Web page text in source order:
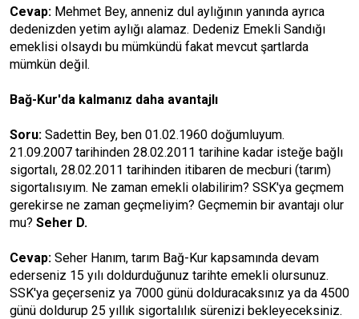
Cevap: Mehmet Bey, anneniz dul aylığının yanında ayrıca
dedenizden yetim aylığı alamaz. Dedeniz Emekli Sandığı
emeklisi olsaydı bu mümkündü fakat mevcut şartlarda
mümkün değil.
Bağ-Kur'da kalmanız daha avantajlı
Soru: Sadettin Bey, ben 01.02.1960 doğumluyum.
21.09.2007 tarihinden 28.02.2011 tarihine kadar isteğe bağlı
sigortalı, 28.02.2011 tarihinden itibaren de mecburi (tarım)
sigortalısıyım. Ne zaman emekli olabilirim? SSK'ya geçmem
gerekirse ne zaman geçmeliyim? Geçmemin bir avantajı olur
mu? Seher D.
Cevap: Seher Hanım, tarım Bağ-Kur kapsamında devam
ederseniz 15 yılı doldurduğunuz tarihte emekli olursunuz.
SSK'ya geçerseniz ya 7000 günü dolduracaksınız ya da 4500
günü doldurup 25 yıllık sigortalılık sürenizi bekleyeceksiniz.